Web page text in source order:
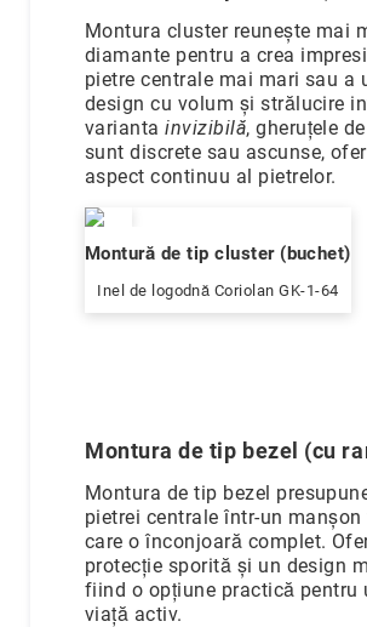
Montura cluster reunește mai
diamante pentru a crea
pietre centrale mai mari sau a
design cu volum și strălucire
variantainvizibilă, gheruțele
sunt discrete sau ascunse,
aspect continuu al pietrelor.
Montură de tip cluster (buchet)
Inel de logodnă Coriolan GK-1-64
Montura de tip bezel (cu
Montura de tip bezel
pietrei centrale într-un
care o înconjoară complet.
protecție sporită și un design
fiind o opțiune practică pentru
viață activ.